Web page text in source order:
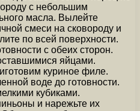
с небольшим
масла. Вылейте
смеси на сковороду и
по всей поверхности.
с обеих сторон.
яйцами.
куриное филе.
воде до готовности.
кубиками.
и нарежьте их